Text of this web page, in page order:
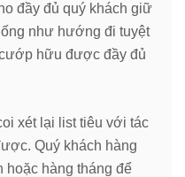
đầy đủ quý khách giữ
như hướng đi tuyệt
hữu được đầy đủ
xét lại list tiêu với tác
Quý khách hàng
hoặc hàng tháng để